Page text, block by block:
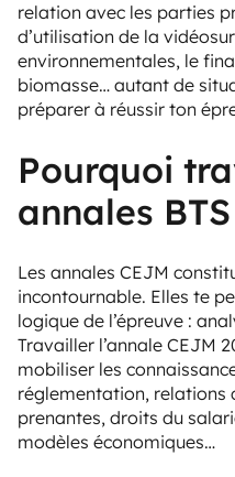
relation avec les parties
d’utilisation de la
environnementales, le
biomasse… autant de
préparer à réussir ton
Pourquoi
annales
Les annales CEJM
incontournable. Elles te
logique de l’épreuve :
Travailler l’annale CEJM
mobiliser les
réglementation, relations
prenantes, droits du
modèles économiques…